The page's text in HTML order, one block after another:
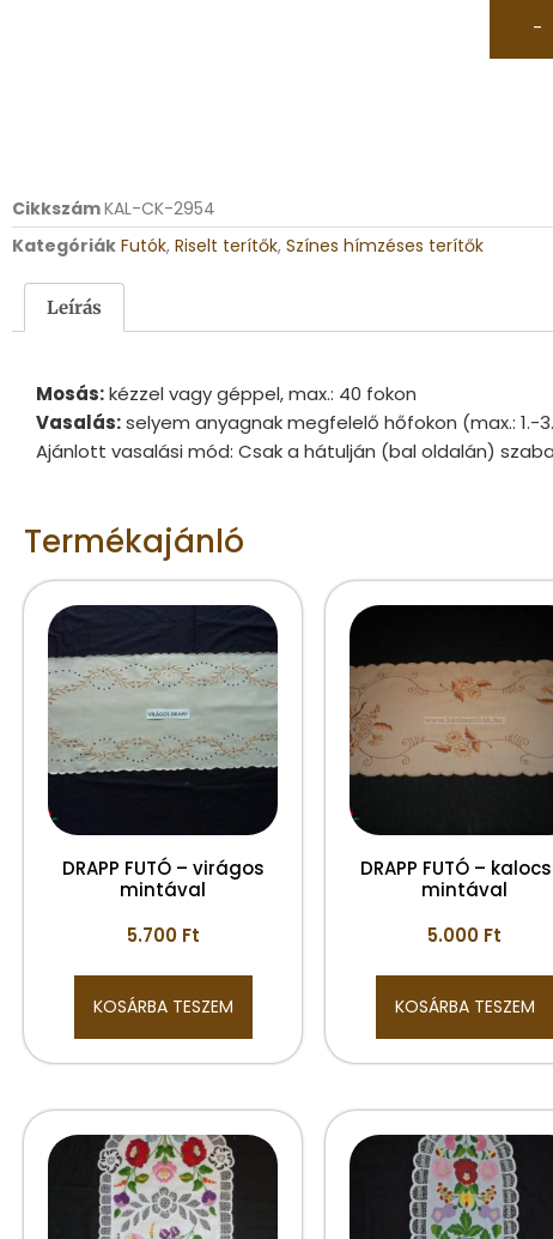
-
CikkszámKAL-CK-2954
Kategóriák Futók, Riselt terítők, Színes hímzéses terítők
Leírás
Mosás:kézzel vagy géppel, max.: 40 fokon
Vasalás:selyem anyagnak megfelelő hőfokon (max.: 1.-
Ajánlott vasalási mód: Csak a hátulján (bal oldalán)
Termékajánló
DRAPP FUTÓ – virágos
mintával
5.700 Ft
KOSÁRBA TESZEM
DRAPP FUTÓ –
mintával
5.000 Ft
KOSÁRBA TESZEM